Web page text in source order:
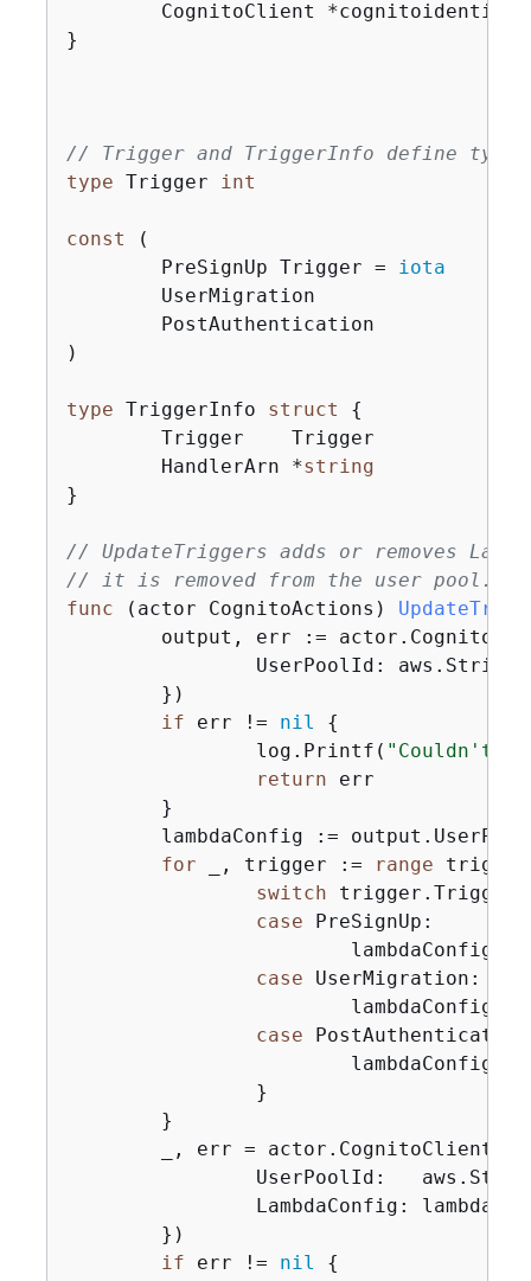
}
// Trigger and TriggerInfo define
type Trigger int
const (
	PreSignUp Trigger =
iota
)
type TriggerInfo struct
{
	HandlerArn *
string
}
// UpdateTriggers adds or removes
// it is removed from the user pool.
func
(actor CognitoActions)
output, err :=
if err != nil
{
		log.Printf(
"Couldn't
return err
for _, trigger := range
switch trigger.Trigger
case PreSignUp:
case UserMigration:
case
_, err =
if err != nil
{